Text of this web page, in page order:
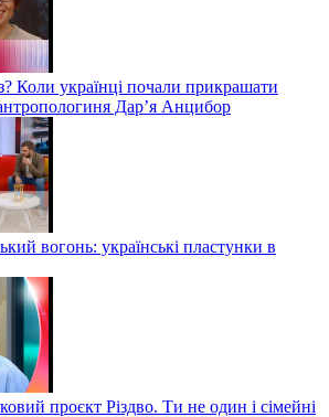
Коли українці почали прикрашати
Дарʼя Анцибор
вогонь: українські пластунки в
проєкт Різдво. Ти не один і сімейні